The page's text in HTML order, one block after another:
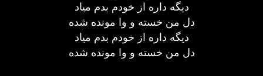
دیگه داره از خودم بدم میاد
دل من خسته و وا مونده شده
دیگه داره از خودم بدم میاد
دل من خسته و وا مونده شده